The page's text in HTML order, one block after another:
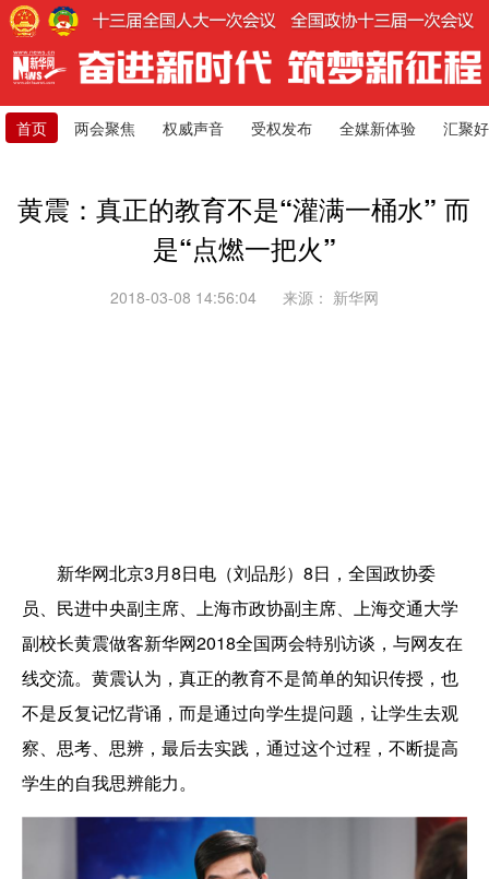
首页 两会聚焦 权威声音 受权发布 全媒新体验 汇聚
黄震：真正的教育不是“灌满一桶水” 而
是“点燃一把火”
2018-03-08 14:56:04 来源： 新华网
新华网北京3月8日电（刘品彤）8日，全国政协委
员、民进中央副主席、上海市政协副主席、上海交通大学
副校长黄震做客新华网2018全国两会特别访谈，与网友在
线交流。黄震认为，真正的教育不是简单的知识传授，也
不是反复记忆背诵，而是通过向学生提问题，让学生去观
察、思考、思辨，最后去实践，通过这个过程，不断提高
学生的自我思辨能力。